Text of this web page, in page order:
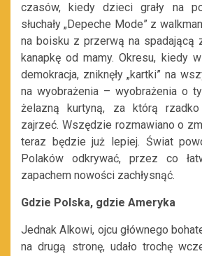
czasów, kiedy dzieci grały na
słuchały „Depeche Mode” z
na boisku z przerwą na spadającą
kanapkę od mamy. Okresu, kiedy
demokracja, zniknęły „kartki” na
na wyobrażenia – wyobrażenia o
żelazną kurtyną, za którą
zajrzeć. Wszędzie rozmawiano o
teraz będzie już lepiej. Świat
Polaków odkrywać, przez co
zapachem nowości zachłysnąć.
Gdzie Polska, gdzie Ameryka
Jednak Alkowi, ojcu głównego
na drugą stronę, udało trochę